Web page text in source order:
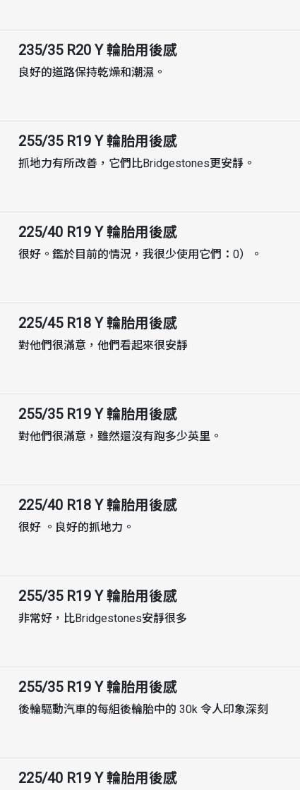
235/35 R20 Y 輪胎用後感
良好的道路保持乾燥和潮濕。
255/35 R19 Y 輪胎用後感
抓地力有所改善，它們比Bridgestones更安靜。
225/40 R19 Y 輪胎用後感
很好。鑑於目前的情況，我很少使用它們：0）。
225/45 R18 Y 輪胎用後感
對他們很滿意，他們看起來很安靜
255/35 R19 Y 輪胎用後感
對他們很滿意，雖然還沒有跑多少英里。
225/40 R18 Y 輪胎用後感
很好 。良好的抓地力。
255/35 R19 Y 輪胎用後感
非常好，比Bridgestones安靜很多
255/35 R19 Y 輪胎用後感
後輪驅動汽車的每組後輪胎中的 30k 令人印象深刻
225/40 R19 Y 輪胎用後感